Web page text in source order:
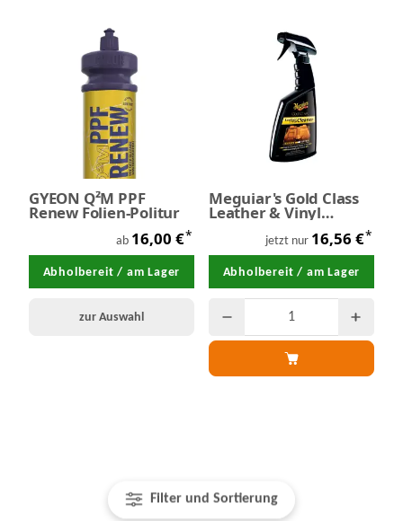
Filter und Sortierung
GYEON Q²M PPF
Renew Folien-Politur
ab 16,00 €*
Abholbereit / am Lager
zur Auswahl
Meguiar's Gold Class
Leather & Vinyl
Cleaner 473 ml
jetzt nur 16,56 €*
Abholbereit / am Lager